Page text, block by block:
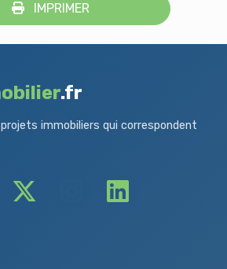
IMPRIMER
.fr
immobiliers qui correspondent